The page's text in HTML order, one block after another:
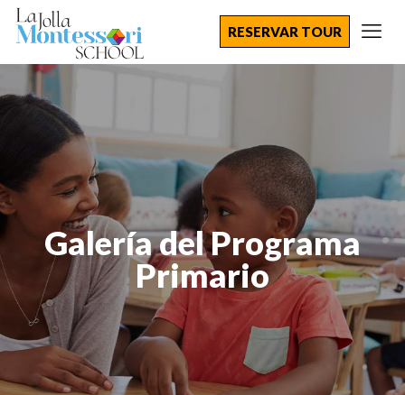
RESERVAR TOUR
Galería del Programa
Primario